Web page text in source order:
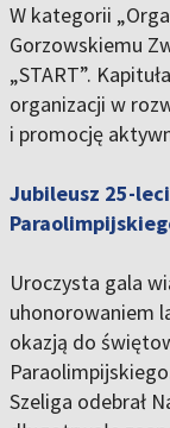
W kategorii
Gorzowskiemu
„START”.
organizacji w
i promocję
Jubileusz 25-
Uroczysta gala
uhonorowaniem
okazją do
Szeliga odebrał